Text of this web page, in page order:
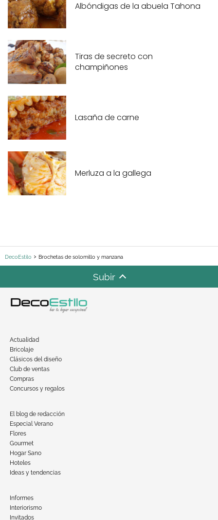
Albóndigas de la abuela Tahona
Tiras de secreto con
champiñones
Lasaña de carne
Merluza a la gallega
DecoEstilo Brochetas de solomillo y manzana
Subir
Actualidad
Bricolaje
Clásicos del diseño
Club de ventas
Compras
Concursos y regalos
El blog de redacción
Especial Verano
Flores
Gourmet
Hogar Sano
Hoteles
Ideas y tendencias
Informes
Interiorismo
Invitados